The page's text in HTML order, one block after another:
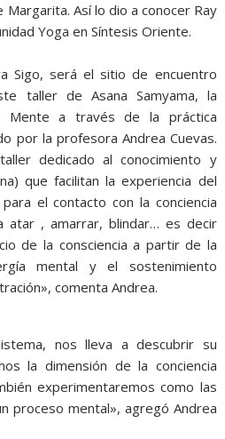
Margarita. Así lo dio a conocer Ray
Yoga en Síntesis Oriente.
Sigo, será el sitio de encuentro
taller de Asana Samyama, la
Mente a través de la práctica
por la profesora Andrea Cuevas.
dedicado al conocimiento y
que facilitan la experiencia del
el contacto con la conciencia
atar , amarrar, blindar… es decir
de la consciencia a partir de la
mental y el sostenimiento
comenta Andrea.
nos lleva a descubrir su
la dimensión de la conciencia
experimentaremos como las
proceso mental», agregó Andrea